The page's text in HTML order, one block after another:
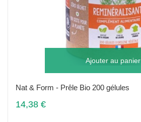
Ajouter au panier
Nat & Form - Prêle Bio 200 gélules
14,38 €